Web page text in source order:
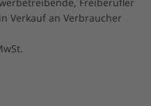
Verkauf an Verbraucher